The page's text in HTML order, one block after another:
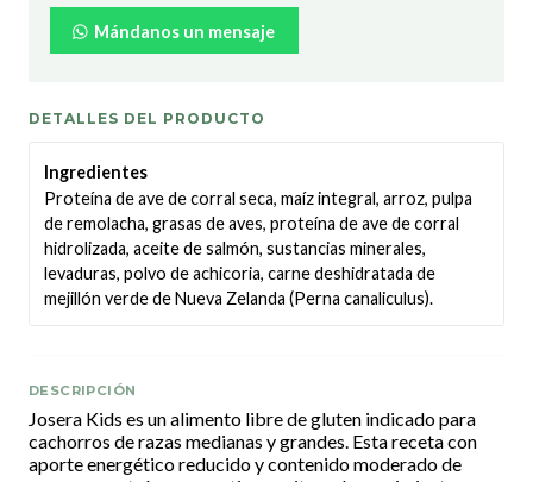
Mándanos un mensaje
DETALLES DEL PRODUCTO
Ingredientes
Proteína de ave de corral seca, maíz integral, arroz, pulpa
de remolacha, grasas de aves, proteína de ave de corral
hidrolizada, aceite de salmón, sustancias minerales,
levaduras, polvo de achicoria, carne deshidratada de
mejillón verde de Nueva Zelanda (Perna canaliculus).
DESCRIPCIÓN
Josera Kids es un alimento libre de gluten indicado para
cachorros de razas medianas y grandes. Esta receta con
aporte energético reducido y contenido moderado de